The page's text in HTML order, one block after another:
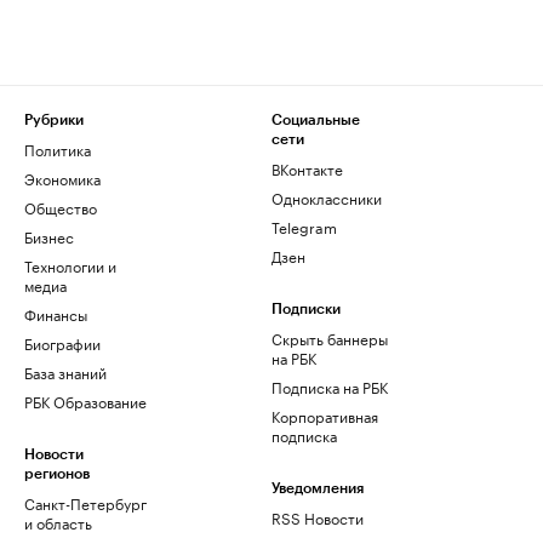
Рубрики
Политика
Экономика
Общество
Бизнес
Технологии и
медиа
Финансы
Биографии
База знаний
РБК Образование
Новости
регионов
Санкт-Петербург
и область
Социальные
сети
ВКонтакте
Одноклассники
Telegram
Дзен
Подписки
Скрыть баннеры
на РБК
Подписка на РБК
Корпоративная
подписка
Уведомления
RSS Новости